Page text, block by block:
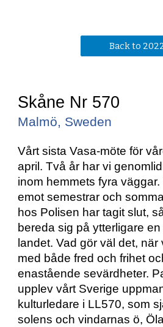
Back to
Skåne Nr 570
Malmö, Sweden
Vårt sista Vasa-möte för
april. Två år har vi
inom hemmets fyra
emot semestrar och
hos Polisen har tagit slut,
bereda sig på ytterligare
landet. Vad gör väl det, när
med både fred och frihet
enastående sevärdheter.
upplev vårt Sverige
kulturledare i LL570, som
solens och vindarnas ö,